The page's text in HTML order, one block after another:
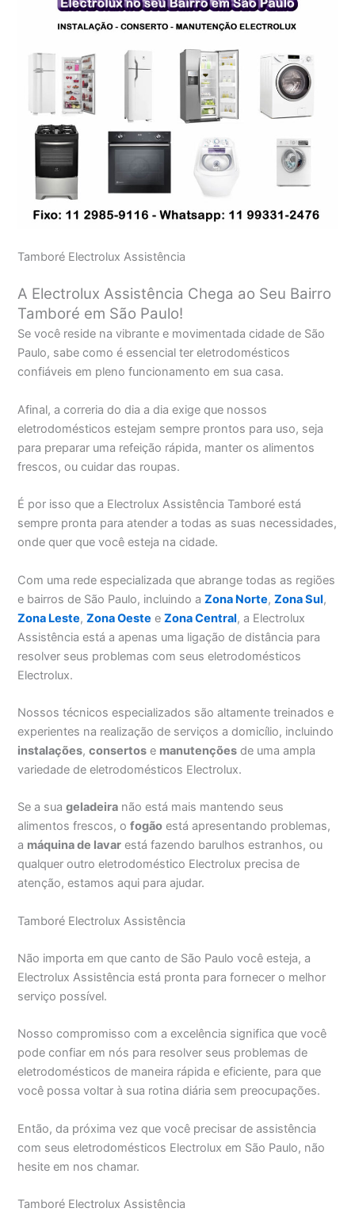
Tamboré Electrolux Assistência
A Electrolux Assistência Chega ao Seu Bairro
Tamboré em São Paulo!
Se você reside na vibrante e movimentada cidade de São
Paulo, sabe como é essencial ter eletrodomésticos
confiáveis em pleno funcionamento em sua casa.
Afinal, a correria do dia a dia exige que nossos
eletrodomésticos estejam sempre prontos para uso, seja
para preparar uma refeição rápida, manter os alimentos
frescos, ou cuidar das roupas.
É por isso que a Electrolux Assistência Tamboré está
sempre pronta para atender a todas as suas necessidades,
onde quer que você esteja na cidade.
Com uma rede especializada que abrange todas as regiões
e bairros de São Paulo, incluindo aZona Norte,Zona Sul,
Zona Leste,Zona Oeste eZona Central, a Electrolux
Assistência está a apenas uma ligação de distância para
resolver seus problemas com seus eletrodomésticos
Electrolux.
Nossos técnicos especializados são altamente treinados e
experientes na realização de serviços a domicílio, incluindo
instalações,consertos e manutenções de uma ampla
variedade de eletrodomésticos Electrolux.
Se a suageladeira não está mais mantendo seus
alimentos frescos, ofogão está apresentando problemas,
a máquina de lavar está fazendo barulhos estranhos, ou
qualquer outro eletrodoméstico Electrolux precisa de
atenção, estamos aqui para ajudar.
Tamboré Electrolux Assistência
Não importa em que canto de São Paulo você esteja, a
Electrolux Assistência está pronta para fornecer o melhor
serviço possível.
Nosso compromisso com a excelência significa que você
pode confiar em nós para resolver seus problemas de
eletrodomésticos de maneira rápida e eficiente, para que
você possa voltar à sua rotina diária sem preocupações.
Então, da próxima vez que você precisar de assistência
com seus eletrodomésticos Electrolux em São Paulo, não
hesite em nos chamar.
Tamboré Electrolux Assistência